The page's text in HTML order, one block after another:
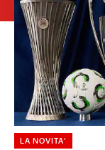
LA NOVITA'